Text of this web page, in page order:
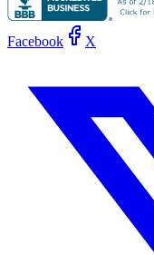
Facebook X